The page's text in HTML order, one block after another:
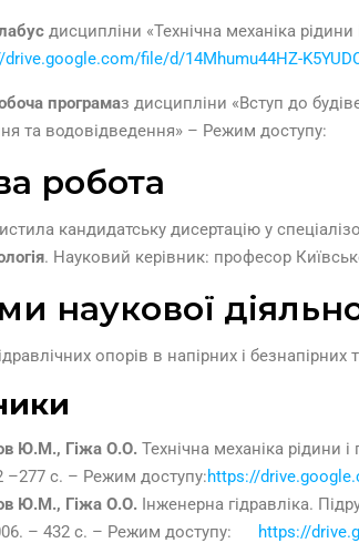
дисципліни «Технічна механіка
file/d/14Mhumu44HZ-
програмаз дисципліни «Вступ до
та водовідведення» – Режим доступу:
робота
кандидатську дисертацію у
. Науковий керівник: професор
наукової
опорів в напірних і безнапірних
Ю.М., Гіжа О.О. Технічна механіка рідини
–277 с. – Режим доступу:https://
Ю.М., Гіжа О.О. Інженерна гідравліка.
– 432 c. – Режим доступу:
https://